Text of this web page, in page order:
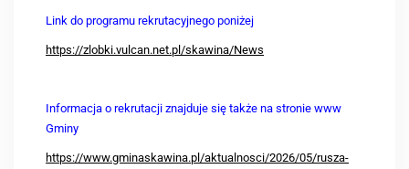
Link do programu rekrutacyjnego poniżej
https://zlobki.vulcan.net.pl/skawina/News
Informacja o rekrutacji znajduje się także na stronie www
Gminy
https://www.gminaskawina.pl/aktualnosci/2026/05/rusza-